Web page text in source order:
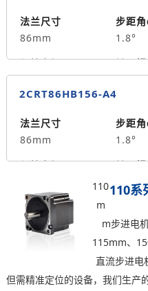
14
单出轴
重量kg
3.3
法兰尺寸
86mm
步距
1.8°
保持力矩N.m
8
转子
2500
14
单出轴
重量kg
4
2CRT86HB156-A4
法兰尺寸
86mm
步距
1.8°
保持力矩N.m
转子
4000
轴径
14
单出轴
110系
110
m
m步进电
115mm、
直流步进电
但需精准定位的设备，我们生产